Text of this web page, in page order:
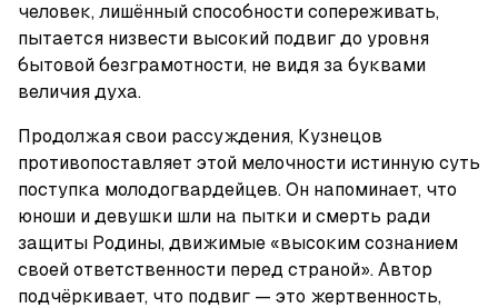
человек, лишённый способности сопереживать,
пытается низвести высокий подвиг до уровня
бытовой безграмотности, не видя за буквами
величия духа.
Продолжая свои рассуждения, Кузнецов
противопоставляет этой мелочности истинную суть
поступка молодогвардейцев. Он напоминает, что
юноши и девушки шли на пытки и смерть ради
защиты Родины, движимые «высоким сознанием
своей ответственности перед страной». Автор
подчёркивает, что подвиг — это жертвенность,